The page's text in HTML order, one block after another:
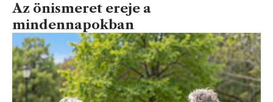
Az önismeret ereje a
mindennapokban